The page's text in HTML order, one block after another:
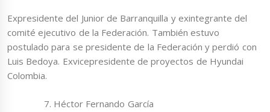
Expresidente del Junior de Barranquilla y exintegrante del
comité ejecutivo de la Federación. También estuvo
postulado para se presidente de la Federación y perdió con
Luis Bedoya. Exvicepresidente de proyectos de Hyundai
Colombia.
Héctor Fernando García